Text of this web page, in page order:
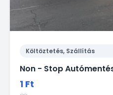
Költöztetés, Szállítás
1 Ft